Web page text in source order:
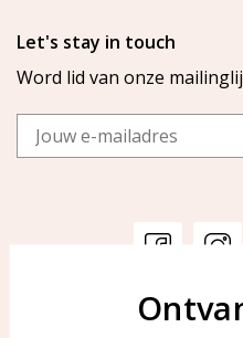
Let's stay in touch
Word lid van onze
Email